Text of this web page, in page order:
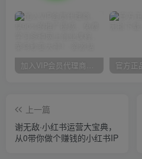
加入VIP会员代理商，享90%的推广提成，免费学习多种网上创业课程，菜鸟秒变大神！
上一篇
谢无敌·小红书运营大宝典，
从0带你做个赚钱的小红书IP